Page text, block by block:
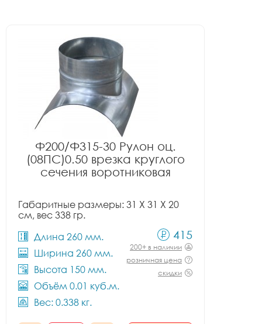
Ф200/Ф315-30 Рулон оц.
(08ПС)0.50 врезка круглого
сечения воротниковая
Габаритные размеры: 31 X 31 X 20
см, вес 338 гр.
Длина 260 мм.
Ширина 260 мм.
Высота 150 мм.
Объём 0.01 куб.м.
Вес: 0.338 кг.
415
200+ в наличии
розничная цена
скидки